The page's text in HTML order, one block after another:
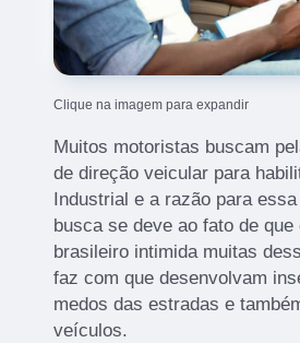
Clique na imagem para expandir
Muitos motoristas buscam
de direção veicular para
Industrial e a razão para
busca se deve ao fato de que
brasileiro intimida muitas
faz com que desenvolvam
medos das estradas e
veículos.